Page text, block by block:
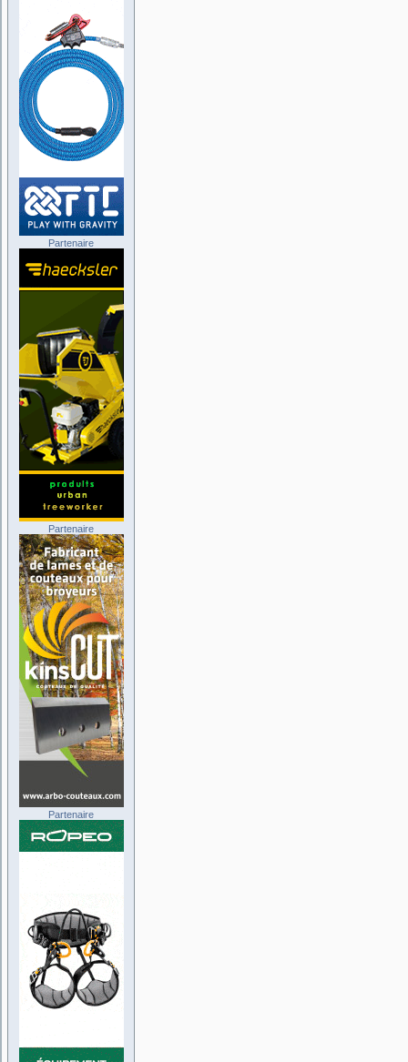
Partenaire
Partenaire
Partenaire